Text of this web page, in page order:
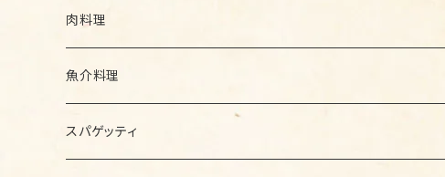
肉料理
セットメニュー
魚介料理
セットメニュー
スパゲッティ